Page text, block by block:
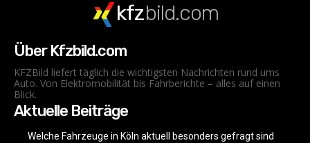
kfzbild.com
Über Kfzbild.com
KFZBild liefert täglich die wichtigsten Nachrichten rund ums
Auto. Von Elektromobilität bis Fahrberichte – alles auf einen
Blick.
Aktuelle Beiträge
Welche Fahrzeuge in Köln aktuell besonders gefragt sind